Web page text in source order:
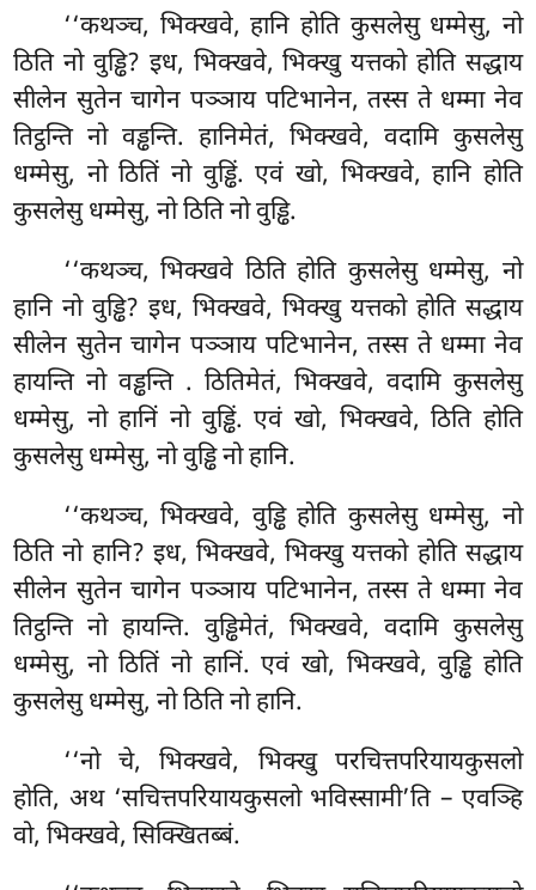
‘‘कथञ्च, भिक्खवे, हानि होति कुसलेसु धम्मेसु, नो
ठिति नो वुड्ढि? इध, भिक्खवे, भिक्खु यत्तको होति सद्धाय
सीलेन सुतेन चागेन पञ्ञाय पटिभानेन, तस्स ते धम्मा नेव
तिट्ठन्ति नो वड्ढन्ति. हानिमेतं, भिक्खवे, वदामि कुसलेसु
धम्मेसु, नो ठितिं नो वुड्ढिं. एवं खो, भिक्खवे, हानि होति
कुसलेसु धम्मेसु, नो ठिति नो वुड्ढि.
‘‘कथञ्च, भिक्खवे ठिति होति कुसलेसु धम्मेसु, नो
हानि नो वुड्ढि? इध, भिक्खवे, भिक्खु यत्तको होति सद्धाय
सीलेन सुतेन चागेन पञ्ञाय पटिभानेन, तस्स ते धम्मा नेव
हायन्ति नो वड्ढन्ति . ठितिमेतं, भिक्खवे, वदामि कुसलेसु
धम्मेसु, नो हानिं नो वुड्ढिं. एवं खो, भिक्खवे, ठिति होति
कुसलेसु धम्मेसु, नो वुड्ढि नो हानि.
‘‘कथञ्च, भिक्खवे, वुड्ढि होति कुसलेसु धम्मेसु, नो
ठिति नो हानि? इध, भिक्खवे, भिक्खु यत्तको होति सद्धाय
सीलेन सुतेन चागेन पञ्ञाय पटिभानेन, तस्स ते धम्मा नेव
तिट्ठन्ति नो हायन्ति. वुड्ढिमेतं, भिक्खवे, वदामि कुसलेसु
धम्मेसु, नो ठितिं नो हानिं. एवं खो, भिक्खवे, वुड्ढि होति
कुसलेसु धम्मेसु, नो ठिति नो हानि.
‘‘नोचे, भिक्खवे, भिक्खु परचित्तपरियायकुसलो
होति, अथ ‘सचित्तपरियायकुसलो भविस्सामी’ति – एवञ्हि
वो, भिक्खवे, सिक्खितब्बं.